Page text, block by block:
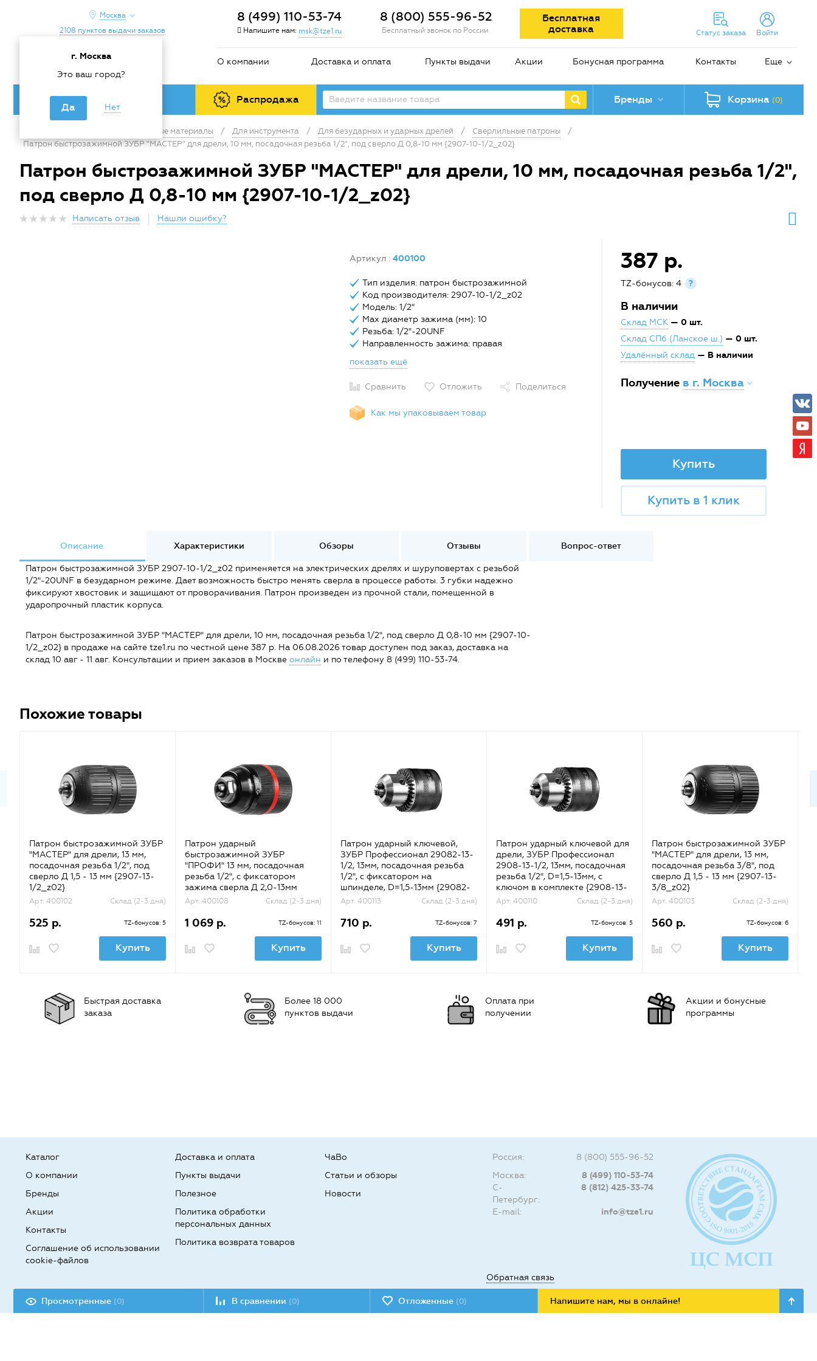
Москва
г. Москва
Это ваш город?
Да Нет
2108 пунктов выдачи заказов
8 (499) 110-53-74
Напишите нам: msk@tze1.ru
8 (800) 555-96-52
Бесплатный звонок по России
Бесплатная
доставка
Статус заказа Войти
О компании Доставка и оплата Пункты выдачи Акции Бонусная программа Контакты Еще
Каталог товаров Распродажа Бренды Корзина (0)
Расходные материалы / Для инструмента / Для безударных и ударных дрелей / Сверлильные патроны
/
Патрон быстрозажимной ЗУБР "МАСТЕР" для дрели, 10 мм, посадочная резьба 1/2", под сверло Д 0,8-10 мм {2907-10-1/2_z02}
Патрон быстрозажимной ЗУБР "МАСТЕР" для дрели, 10 мм, посадочная резьба 1/2",
под сверло Д 0,8-10 мм {2907-10-1/2_z02}
Написать отзыв Нашли ошибку?
Артикул : 400100
Тип изделия: патрон быстрозажимной
Код производителя: 2907-10-1/2_z02
Модель: 1/2"
Max диаметр зажима (мм): 10
Резьба: 1/2"-20UNF
Направленность зажима: правая
показать ещё
Сравнить Отложить Поделиться
Как мы упаковываем товар
387 р.
TZ-бонусов: 4 ?
В наличии
Склад МСК — 0 шт.
Склад СПб (Ланское ш.) — 0 шт.
Удалённый склад — В наличии
Получение в г. Москва
Купить
Купить в 1 клик
Описание Характеристики Обзоры Отзывы Вопрос-ответ
Патрон быстрозажимной ЗУБР 2907-10-1/2_z02 применяется на электрических дрелях и шуруповертах с резьбой
1/2"-20UNF в безударном режиме. Дает возможность быстро менять сверла в процессе работы. 3 губки надежно
фиксируют хвостовик и защищают от проворачивания. Патрон произведен из прочной стали, помещенной в
ударопрочный пластик корпуса.
Патрон быстрозажимной ЗУБР "МАСТЕР" для дрели, 10 мм, посадочная резьба 1/2", под сверло Д 0,8-10 мм {2907-10-
1/2_z02} в продаже на сайте tze1.ru по честной цене 387 р. На 06.08.2026 товар доступен под заказ, доставка на
склад 10 авг - 11 авг. Консультации и прием заказов в Москве онлайн и по телефону 8 (499) 110-53-74.
Похожие товары
Патрон быстрозажимной ЗУБР
"МАСТЕР" для дрели, 13 мм,
посадочная резьба 1/2", под
сверло Д 1,5 - 13 мм {2907-13-
1/2_z02}
Арт. 400102 Склад (2-3 дня)
525 р. TZ-бонусов: 5
Купить
Патрон ударный
быстрозажимной ЗУБР
"ПРОФИ" 13 мм, посадочная
резьба 1/2", с фиксатором
зажима сверла Д 2,0-13мм
{29072-13-1/2_z02}
Арт. 400108 Склад (2-3 дня)
1 069 р. TZ-бонусов: 11
Купить
Патрон ударный ключевой,
ЗУБР Профессионал 29082-13-
1/2, 13мм, посадочная резьба
1/2", с фиксатором на
шпинделе, D=1,5-13мм {29082-
13-1/2_z02}
Арт. 400113 Склад (2-3 дня)
710 р. TZ-бонусов: 7
Купить
Патрон ударный ключевой для
дрели, ЗУБР Профессионал
2908-13-1/2, 13мм, посадочная
резьба 1/2", D=1,5-13мм, с
ключом в комплекте {2908-13-
1/2_z02}
Арт. 400110 Склад (2-3 дня)
491 р. TZ-бонусов: 5
Купить
Патрон быстрозажимной ЗУБР
"МАСТЕР" для дрели, 13 мм,
посадочная резьба 3/8", под
сверло Д 1,5 - 13 мм {2907-13-
3/8_z02}
Арт. 400103 Склад (2-3 дня)
560 р. TZ-бонусов: 6
Купить
Быстрая доставка
заказа
Более 18 000
пунктов выдачи
Оплата при
получении
Акции и бонусные
программы
Каталог
О компании
Бренды
Доставка и оплата
Пункты выдачи
Полезное
ЧаВо
Статьи и обзоры
Новости
Акции
Контакты
Соглашение об использовании
cookie-файлов
Политика обработки
персональных данных
Политика возврата товаров
Разработка сайта:
Россия:
8 (800) 555-96-52
Москва:
8 (499) 110-53-74
С-
Петербург:
8 (812) 425-33-74
E-mail: info@tze1.ru
Обратная связь
Просмотренные (0) В сравнении (0) Отложенные (0) Напишите нам, мы в онлайне!